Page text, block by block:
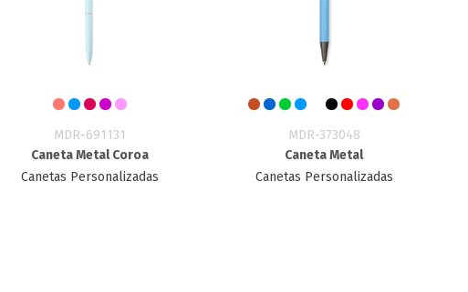
MDR-691131
Caneta Metal Coroa
Canetas Personalizadas
MDR-373048
Caneta Metal
Canetas Personalizadas